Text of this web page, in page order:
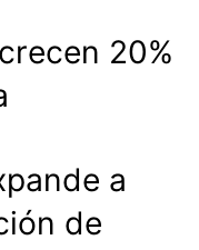
20%
a
de